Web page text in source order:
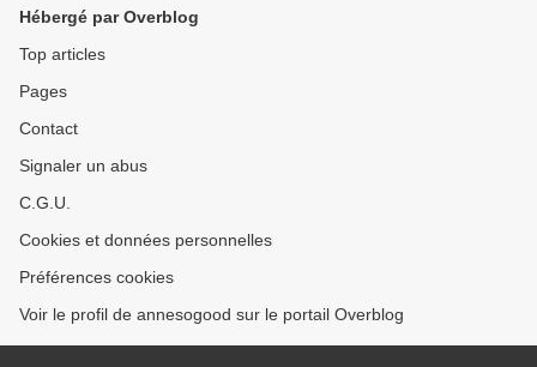
Hébergé par Overblog
Top articles
Pages
Contact
Signaler un abus
C.G.U.
Cookies et données personnelles
Préférences cookies
Voir le profil de annesogood sur le portail Overblog